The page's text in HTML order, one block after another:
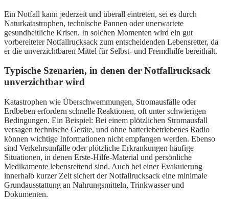
Ein Notfall kann jederzeit und überall eintreten, sei es durch
Naturkatastrophen, technische Pannen oder unerwartete
gesundheitliche Krisen. In solchen Momenten wird ein gut
vorbereiteter Notfallrucksack zum entscheidenden Lebensretter, da
er die unverzichtbaren Mittel für Selbst- und Fremdhilfe bereithält.
Typische Szenarien, in denen der Notfallrucksack
unverzichtbar wird
Katastrophen wie Überschwemmungen, Stromausfälle oder
Erdbeben erfordern schnelle Reaktionen, oft unter schwierigen
Bedingungen. Ein Beispiel: Bei einem plötzlichen Stromausfall
versagen technische Geräte, und ohne batteriebetriebenes Radio
können wichtige Informationen nicht empfangen werden. Ebenso
sind Verkehrsunfälle oder plötzliche Erkrankungen häufige
Situationen, in denen Erste-Hilfe-Material und persönliche
Medikamente lebensrettend sind. Auch bei einer Evakuierung
innerhalb kurzer Zeit sichert der Notfallrucksack eine minimale
Grundausstattung an Nahrungsmitteln, Trinkwasser und
Dokumenten.